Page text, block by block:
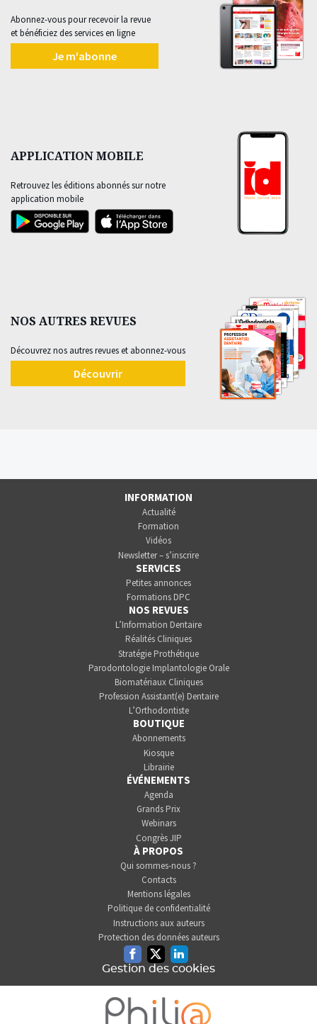
Abonnez-vous pour recevoir la revue
et bénéficiez des services en ligne
Je m'abonne
APPLICATION MOBILE
Retrouvez les éditions abonnés sur notre
application mobile
NOS AUTRES REVUES
Découvrez nos autres revues et abonnez-vous
Découvrir
INFORMATION
Actualité
Formation
Vidéos
Newsletter – s’inscrire
SERVICES
Petites annonces
Formations DPC
NOS REVUES
L’Information Dentaire
Réalités Cliniques
Stratégie Prothétique
Parodontologie Implantologie Orale
Biomatériaux Cliniques
Profession Assistant(e) Dentaire
L’Orthodontiste
BOUTIQUE
Abonnements
Kiosque
Librairie
ÉVÉNEMENTS
Agenda
Grands Prix
Webinars
Congrès JIP
À PROPOS
Qui sommes-nous ?
Contacts
Mentions légales
Politique de confidentialité
Instructions aux auteurs
Protection des données auteurs
FacebookTwitterLinkedin
Gestion des cookies